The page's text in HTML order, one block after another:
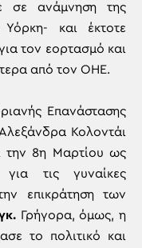
σε ανάμνηση της
και έκτοτε
τον εορτασμό και
από τον ΟΗΕ.
Επανάστασης
Κολοντάι
την 8η Μαρτίου ως
τις γυναίκες
επικράτηση των
Γρήγορα, όμως, η
το πολιτικό και